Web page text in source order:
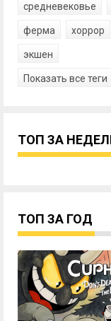
средневековье
ферма хоррор
экшен
Показать все теги
ТОП ЗА
ТОП ЗА ГОД